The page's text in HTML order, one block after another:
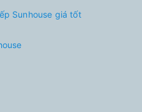
Sunhouse giá tốt